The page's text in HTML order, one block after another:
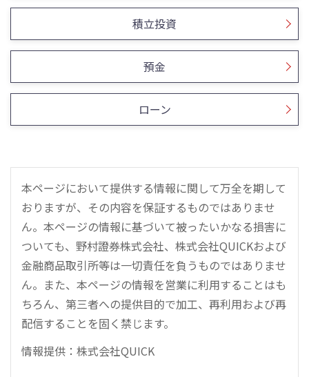
積立投資
預金
ローン
本ページにおいて提供する情報に関して万全を期して
おりますが、その内容を保証するものではありませ
ん。本ページの情報に基づいて被ったいかなる損害に
ついても、野村證券株式会社、株式会社QUICKおよび
金融商品取引所等は一切責任を負うものではありませ
ん。また、本ページの情報を営業に利用することはも
ちろん、第三者への提供目的で加工、再利用および再
配信することを固く禁じます。
情報提供：株式会社QUICK